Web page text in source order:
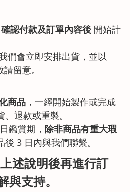
確認付款及訂單內容後 開始計
們會立即安排出貨，並以
留意。
商品 ，一經開始製作或完成
退款或重製。
鑑賞期， 除非商品有重大瑕
3 日內與我們聯繫。
述說明後再進行訂
與支持。